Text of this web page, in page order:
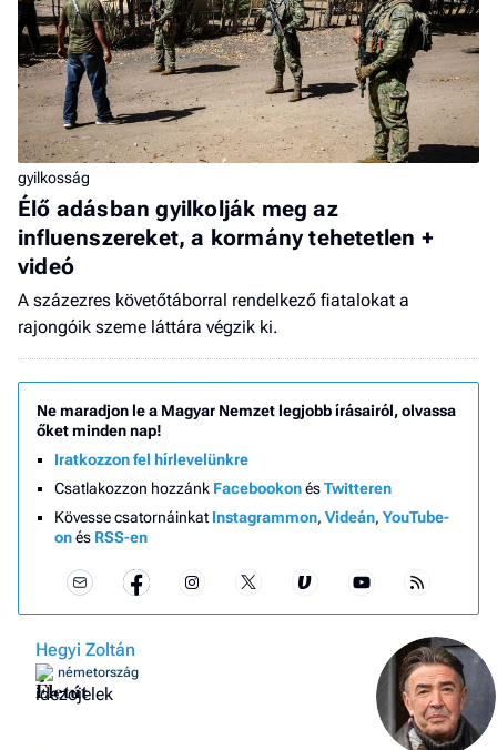
gyilkosság
Élő adásban gyilkolják meg az
influenszereket, a kormány tehetetlen +
videó
A százezres követőtáborral rendelkező fiatalokat a
rajongóik szeme láttára végzik ki.
Ne maradjon le a Magyar Nemzet legjobb írásairól, olvassa
őket minden nap!
Iratkozzon fel hírlevelünkre
Csatlakozzon hozzánk FacebookonésTwitteren
Kövesse csatornáinkat Instagrammon, Videán, YouTube-
onés RSS-en
Hegyi Zoltán
németország
Életút